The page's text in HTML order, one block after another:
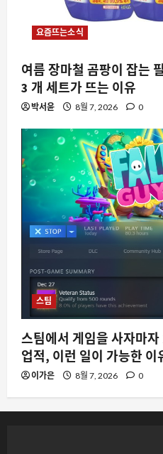
요즘뜨는소식
여름 장마철 곰팡이 잡는
3 개 세트가 뜨는 이유
박서윤 8월 7, 2026 0
스팀
스팀에서 게임을 사자마자
업적, 이런 일이 가능한 이
이가은 8월 7, 2026 0